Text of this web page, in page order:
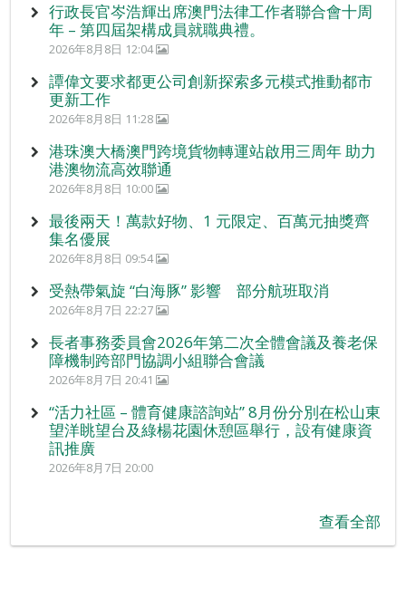
行政長官岑浩輝出席澳門法律工作者聯合會十周
年 – 第四屆架構成員就職典禮。
2026年8月8日 12:04
譚偉文要求都更公司創新探索多元模式推動都市
更新工作
2026年8月8日 11:28
港珠澳大橋澳門跨境貨物轉運站啟用三周年 助力
港澳物流高效聯通
2026年8月8日 10:00
最後兩天！萬款好物、1 元限定、百萬元抽獎齊
集名優展
2026年8月8日 09:54
受熱帶氣旋 “白海豚” 影響 部分航班取消
2026年8月7日 22:27
長者事務委員會2026年第二次全體會議及養老保
障機制跨部門協調小組聯合會議
2026年8月7日 20:41
“活力社區 – 體育健康諮詢站” 8月份分別在松山東
望洋眺望台及綠楊花園休憩區舉行，設有健康資
訊推廣
2026年8月7日 20:00
查看全部